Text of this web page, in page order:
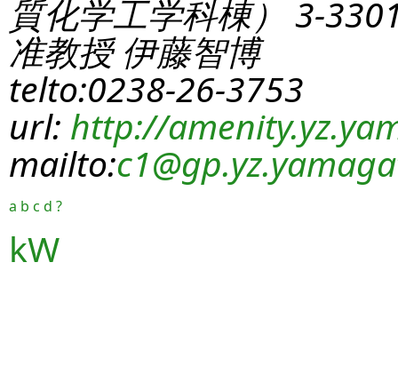
質化学工学科棟） 3-
准教授 伊藤智博
telto:0238-26-3753
url: http://
mailto:c1
a b c d ?
kW